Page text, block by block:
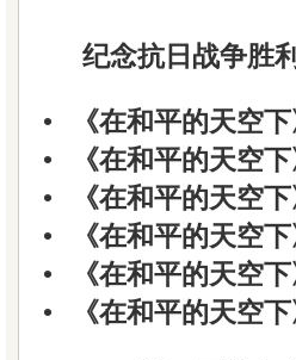
纪念抗日战争胜
• 《在和平的天空下
•
《在和平的天空下
•
《在和平的天空下
•
《在和平的天空下
•
《在和平的天空下
•
《在和平的天空下